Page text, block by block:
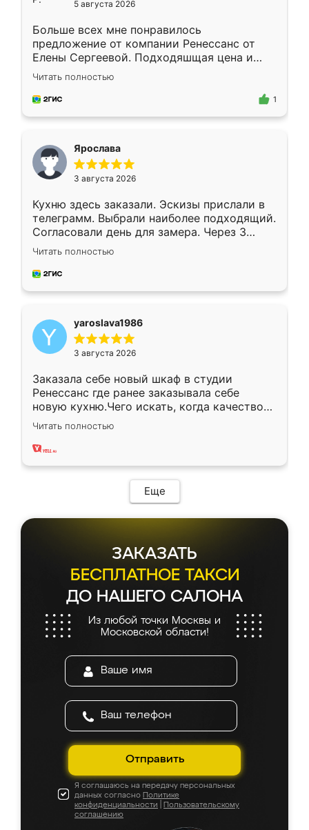
5 августа 2026
Больше всех мне понравилось
предложение от компании Ренессанс от
Елены Сергеевой. Подходяшщая цена и
короткие сроки изготовления. Приехавший
для замера сотрудник Владислав
предложил по моему эскизу самый
Читать полностью
1
Ярослава
3 августа 2026
Кухню здесь заказали. Эскизы прислали в
телеграмм. Выбрали наиболее подходящий.
Согласовали день для замера. Через 3
недели кухня была уже готова. Остались
довольны работой. Спасибо Ренессанс
мебель за качественную работу!
Читать полностью
yaroslava1986
3 августа 2026
Заказала себе новый шкаф в студии
Ренессанс где ранее заказывала себе
новую кухню.Чего искать, когда качеством
вполне довольна. Служит кухня уже почти
два года, нареканий нет.
Читать полностью
Еще
ЗАКАЗАТЬ
БЕСПЛАТНОЕ ТАКСИ
ДО НАШЕГО САЛОНА
Из любой точки Москвы и
Московской области!
Отправить
Я соглашаюсь на передачу персональных
данных согласно Политике
конфиденциальности
Пользовательскому
соглашению